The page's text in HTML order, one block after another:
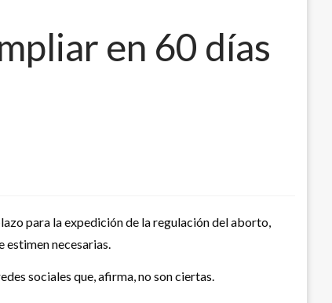
en 60 días
para la expedición de la regulación del aborto,
necesarias.
sociales que, afirma, no son ciertas.